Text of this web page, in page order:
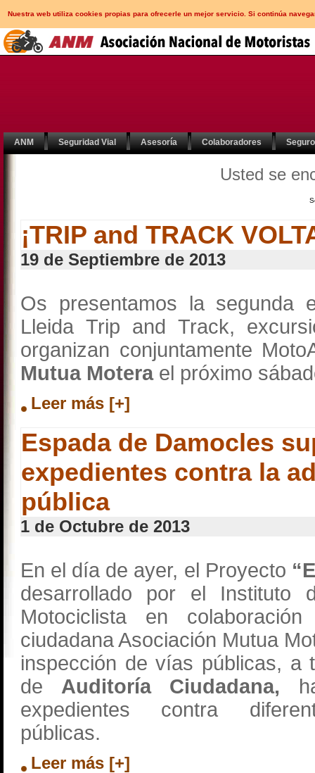
Nuestra web utiliza cookies propias para ofrecerle un mejor servicio. Si continúa
ANM Seguridad Vial Asesoría Colaboradores
Usted se
¡TRIP and TRACK
19 de Septiembre de 2013
Os presentamos la segunda
Lleida Trip and Track,
organizan conjuntamente
Mutua Motera el próximo
Leer más [+]
Espada de Damocles
expedientes contra la
pública
1 de Octubre de 2013
En el día de ayer, el Proyecto
desarrollado por el Instituto
Motociclista en
ciudadana Asociación Mutua
inspección de vías públicas, a
de Auditoría Ciudadana,
expedientes contra
públicas.
Leer más [+]